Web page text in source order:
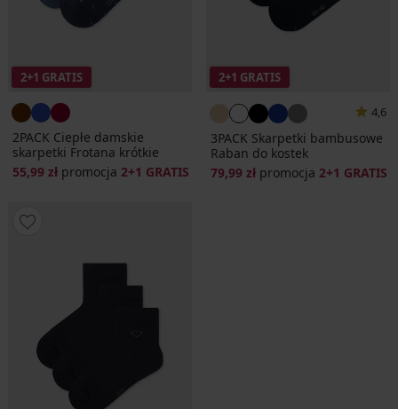
2+1 GRATIS
2PACK Ciepłe damskie
skarpetki Frotana krótkie
55,99 zł promocja 2+1 GRATIS
2+1 GRATIS
4,6
3PACK Skarpetki bambusowe
Raban do kostek
79,99 zł promocja 2+1 GRATIS